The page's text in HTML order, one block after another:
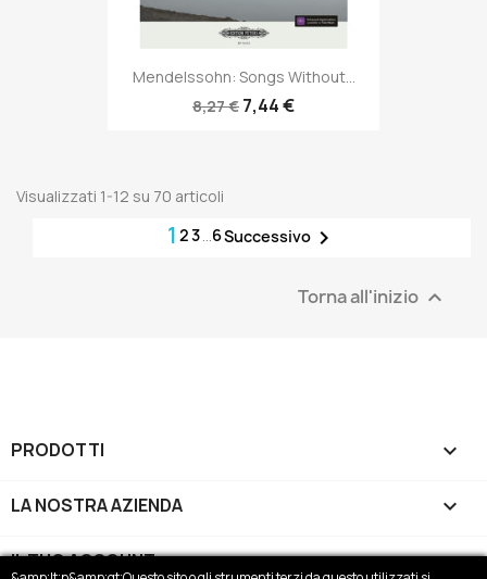
Mendelssohn: Songs Without...
8,27 € 7,44 €
Visualizzati 1-12 su 70 articoli
1 23 6Successivo
Torna all'inizio 
PRODOTTI 
LA NOSTRA AZIENDA 
IL TUO ACCOUNT 